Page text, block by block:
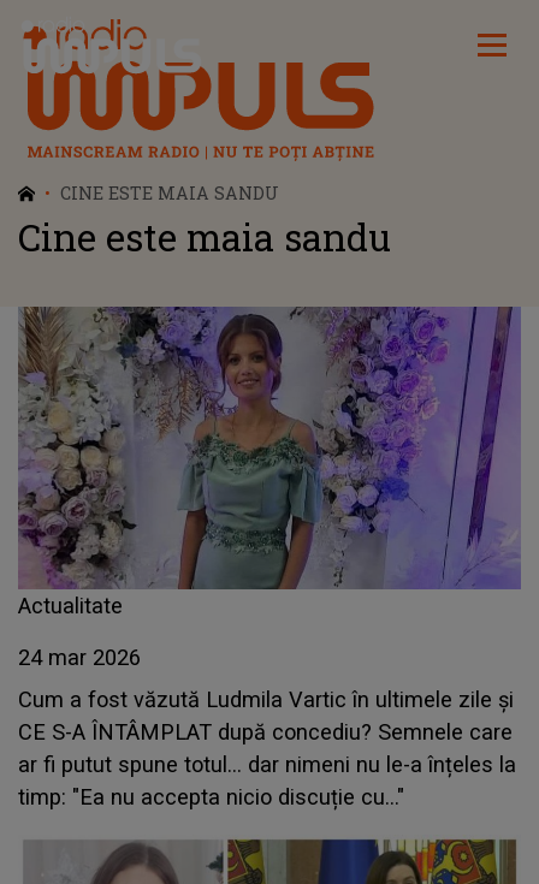
Radio Impuls
CINE ESTE MAIA SANDU
Cine este maia sandu
Actualitate
24 mar 2026
Cum a fost văzută Ludmila Vartic în ultimele zile și
CE S-A ÎNTÂMPLAT după concediu? Semnele care
ar fi putut spune totul... dar nimeni nu le-a înțeles la
timp: "Ea nu accepta nicio discuție cu..."